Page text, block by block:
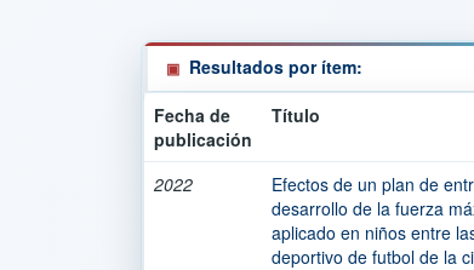
Resultados por ítem:
Fecha de
publicación
Título
2022
Efectos de un plan de
desarrollo de la fuerza
aplicado en niños entre
deportivo de futbol de la